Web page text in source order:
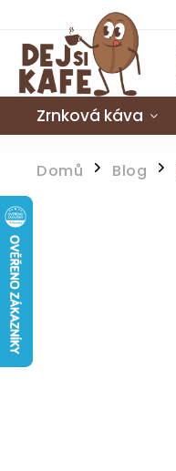
Zrnková káva
Domů / Blog /